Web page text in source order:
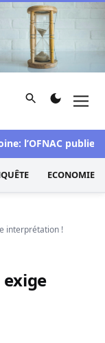
et d'investigation
Rechercher
publiera
ECONOMIE
interprétation !
exige